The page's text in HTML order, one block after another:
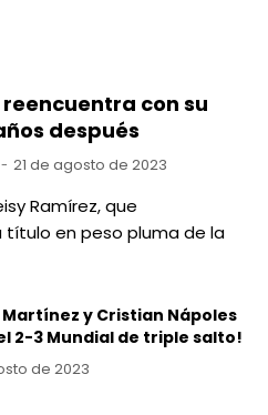
con su
después
21 de agosto de 2023
Ramírez, que
en peso pluma de la
Martínez y Cristian Nápoles
2-3 Mundial de triple salto!
de 2023